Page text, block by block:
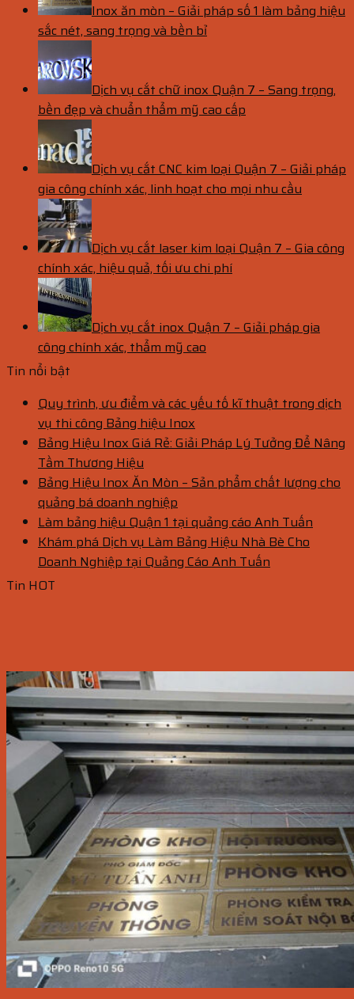
Inox ăn mòn – Giải pháp số 1 làm bảng hiệu
sắc nét, sang trọng và bền bỉ
Dịch vụ cắt chữ inox Quận 7 – Sang trọng,
bền đẹp và chuẩn thẩm mỹ cao cấp
Dịch vụ cắt CNC kim loại Quận 7 – Giải pháp
gia công chính xác, linh hoạt cho mọi nhu cầu
Dịch vụ cắt laser kim loại Quận 7 – Gia công
chính xác, hiệu quả, tối ưu chi phí
Dịch vụ cắt inox Quận 7 – Giải pháp gia
công chính xác, thẩm mỹ cao
Tin nổi bật
Quy trình, ưu điểm và các yếu tố kĩ thuật trong dịch
vụ thi công Bảng hiệu Inox
Bảng Hiệu Inox Giá Rẻ: Giải Pháp Lý Tưởng Để Nâng
Tầm Thương Hiệu
Bảng Hiệu Inox Ăn Mòn – Sản phẩm chất lượng cho
quảng bá doanh nghiệp
Làm bảng hiệu Quận 1 tại quảng cáo Anh Tuấn
Khám phá Dịch vụ Làm Bảng Hiệu Nhà Bè Cho
Doanh Nghiệp tại Quảng Cáo Anh Tuấn
Tin HOT